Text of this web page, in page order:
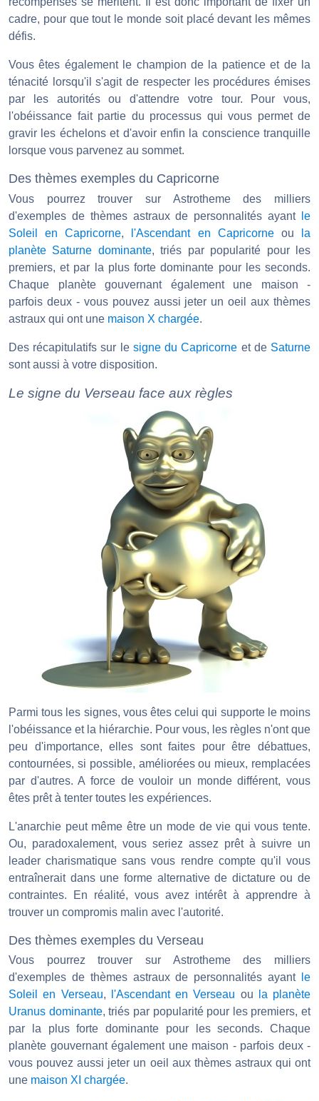
cadre, pour que tout le monde soit placé devant les mêmes
défis.
Vous êtes également le champion de la patience et de la
ténacité lorsqu'il s'agit de respecter les procédures émises
par les autorités ou d'attendre votre tour. Pour vous,
l'obéissance fait partie du processus qui vous permet de
gravir les échelons et d'avoir enfin la conscience tranquille
lorsque vous parvenez au sommet.
Des thèmes exemples du Capricorne
Vous pourrez trouver sur Astrotheme des milliers
d'exemples de thèmes astraux de personnalités ayant
le
Soleil en Capricorne, l'Ascendant en Capricorneou
la
planète Saturne dominante, triés par popularité pour les
premiers, et par la plus forte dominante pour les seconds.
Chaque planète gouvernant également une maison -
parfois deux - vous pouvez aussi jeter un oeil aux thèmes
astraux qui ont une maison X chargée.
Des récapitulatifs sur le signe du Capricorne et de Saturne
sont aussi à votre disposition.
Le signe du Verseau face aux règles
Parmi tous les signes, vous êtes celui qui supporte le moins
l'obéissance et la hiérarchie. Pour vous, les règles n'ont que
peu d'importance, elles sont faites pour être débattues,
contournées, si possible, améliorées ou mieux, remplacées
par d'autres. A force de vouloir un monde différent, vous
êtes prêt à tenter toutes les expériences.
L'anarchie peut même être un mode de vie qui vous tente.
Ou, paradoxalement, vous seriez assez prêt à suivre un
leader charismatique sans vous rendre compte qu'il vous
entraînerait dans une forme alternative de dictature ou de
contraintes. En réalité, vous avez intérêt à apprendre à
trouver un compromis malin avec l'autorité.
Des thèmes exemples du Verseau
Vous pourrez trouver sur Astrotheme des milliers
d'exemples de thèmes astraux de personnalités ayant
le
Soleil en Verseau, l'Ascendant en Verseau ou
la planète
Uranus dominante, triés par popularité pour les premiers, et
par la plus forte dominante pour les seconds. Chaque
planète gouvernant également une maison - parfois deux -
vous pouvez aussi jeter un oeil aux thèmes astraux qui ont
une maison XI chargée.